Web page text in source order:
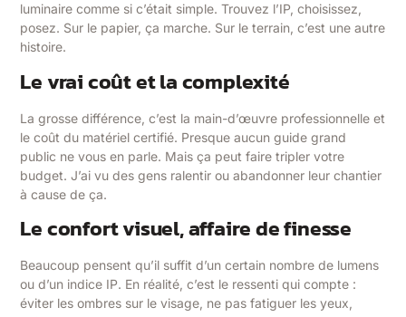
luminaire comme si c’était simple. Trouvez l’IP, choisissez,
posez. Sur le papier, ça marche. Sur le terrain, c’est une autre
histoire.
Le vrai coût et la complexité
La grosse différence, c’est la main-d’œuvre professionnelle et
le coût du matériel certifié. Presque aucun guide grand
public ne vous en parle. Mais ça peut faire tripler votre
budget. J’ai vu des gens ralentir ou abandonner leur chantier
à cause de ça.
Le confort visuel, affaire de finesse
Beaucoup pensent qu’il suffit d’un certain nombre de lumens
ou d’un indice IP. En réalité, c’est le ressenti qui compte :
éviter les ombres sur le visage, ne pas fatiguer les yeux,